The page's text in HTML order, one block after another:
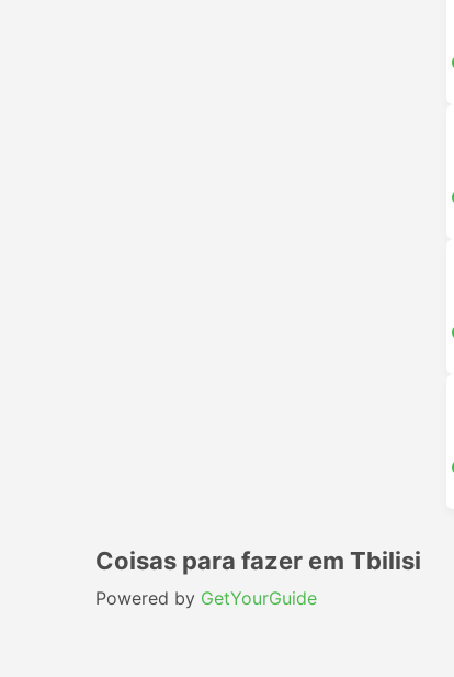
Coisas para fazer em Tbilisi
Powered by GetYourGuide